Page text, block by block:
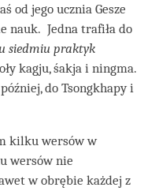
od jego ucznia Gesze
nauk. Jedna trafiła do
siedmiu praktyk
kagju, śakja i ningma.
do Tsongkhapy i
kilku wersów w
wersów nie
w obrębie każdej z